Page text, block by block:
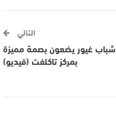
التالي
شباب غيور يضعون بصمة مميزة
بمركز تاكلفت (فيديو)